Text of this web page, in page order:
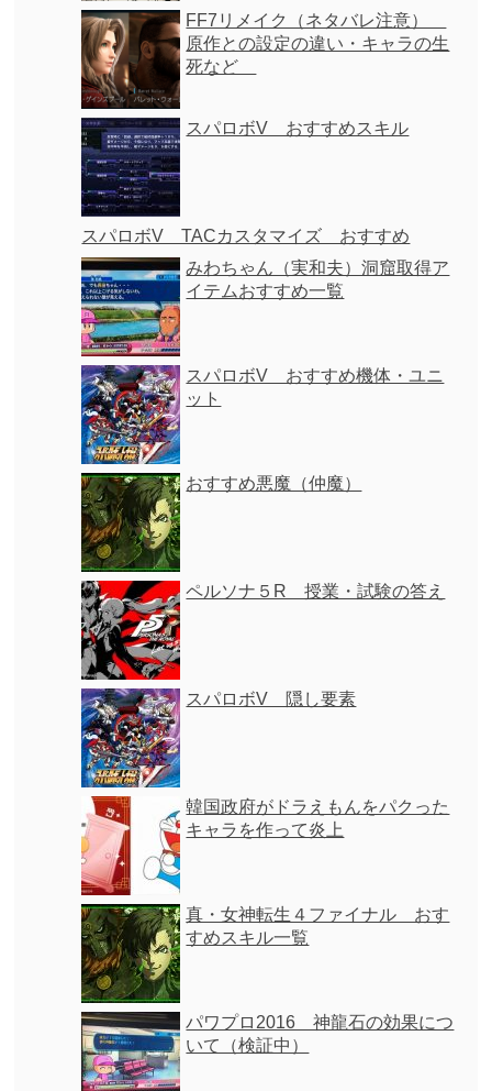
FF7リメイク（ネタバレ注意）
原作との設定の違い・キャラの生
死など
スパロボV おすすめスキル
スパロボV TACカスタマイズ おすすめ
みわちゃん（実和夫）洞窟取得ア
イテムおすすめ一覧
スパロボV おすすめ機体・ユニ
ット
おすすめ悪魔（仲魔）
ペルソナ５R 授業・試験の答え
スパロボV 隠し要素
韓国政府がドラえもんをパクった
キャラを作って炎上
真・女神転生４ファイナル おす
すめスキル一覧
パワプロ2016 神龍石の効果につ
いて（検証中）